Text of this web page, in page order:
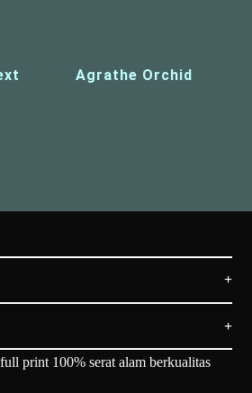
Agrathe Orchid
print 100% serat alam berkualitas